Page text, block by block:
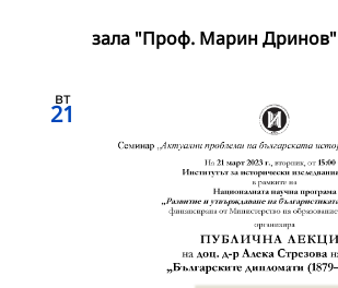
зала "Проф. Марин Дринов"
вт
21